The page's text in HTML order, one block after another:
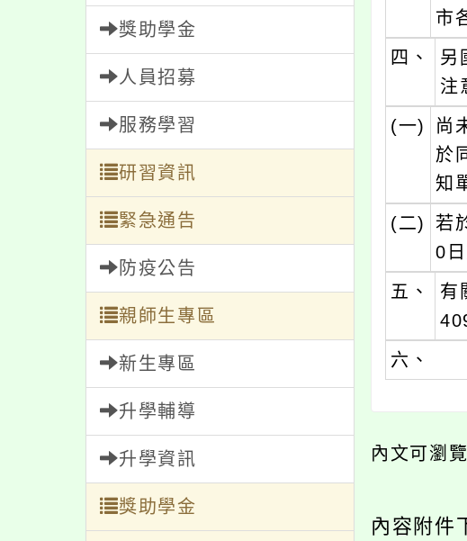
獎助學金
人員招募
服務學習
研習資訊
緊急通告
防疫公告
親師生專區
新生專區
升學輔導
升學資訊
獎助學金
市
四、
另
注
(一)
尚
於
知
(二)
若
0
五、
有
六、
內文可瀏
內容附件